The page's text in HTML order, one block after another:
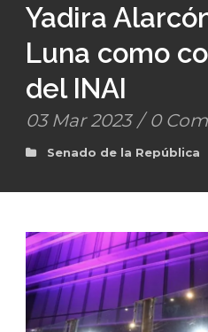
Yadira
Luna como
del INAI
03 Mar 2023 / 0
Senado de la República